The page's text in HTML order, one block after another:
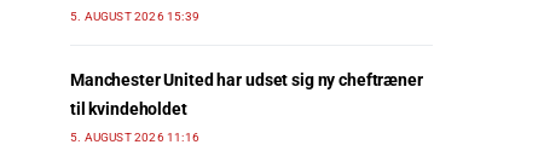
5. AUGUST 2026 15:39
Manchester United har udset sig ny cheftræner
til kvindeholdet
5. AUGUST 2026 11:16